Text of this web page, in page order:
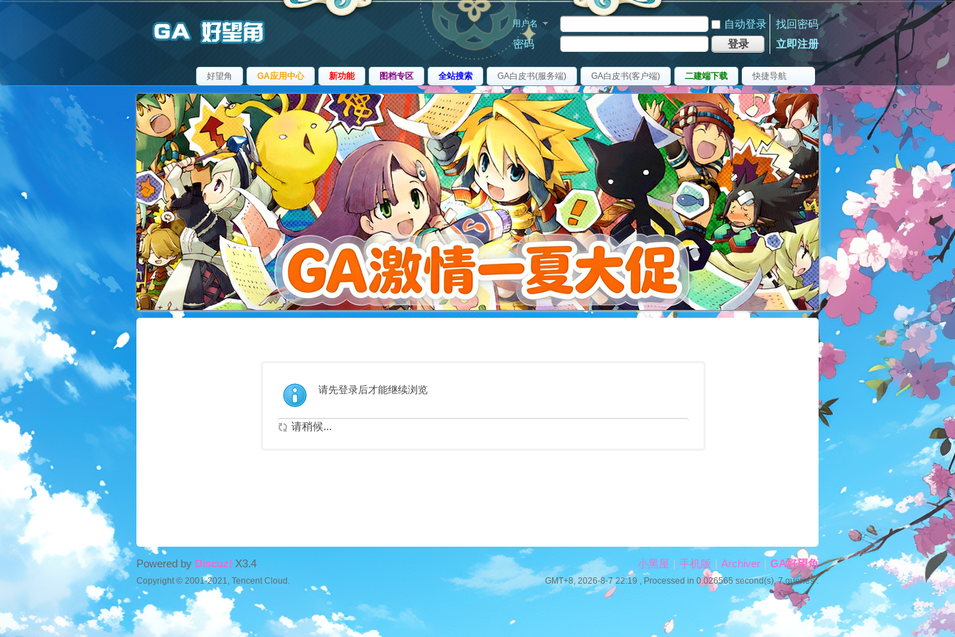
用户名 自动登录
找回密码
密码
登录 立即注册
好望角 GA应用中心 新功能 图档专区 全站搜索 GA白皮书(服务端) GA白皮书(客户端) 二建端下载 快捷导航
请先登录后才能继续浏览
请稍候...
小黑屋 | 手机版 | Archiver | GA好望角
GMT+8, 2026-8-7 22:19 , Processed in 0.026565 second(s), 7 queries .
Powered by Discuz! X3.4
Copyright © 2001-2021, Tencent Cloud.